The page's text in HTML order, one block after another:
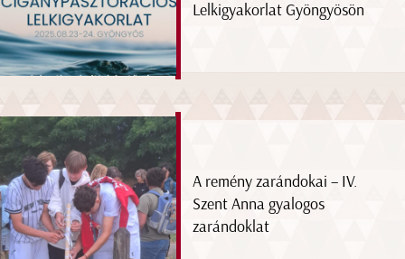
Lelkigyakorlat Gyöngyösön
A remény zarándokai – IV.
Szent Anna gyalogos
zarándoklat